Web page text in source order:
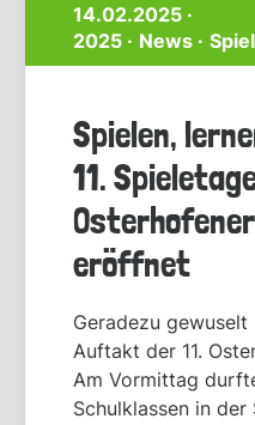
14.02.2025 ·
2025
News
Spielen,
11.
eröffnet
Geradezu
Auftakt der 11.
Am Vormittag
Schulklassen in der